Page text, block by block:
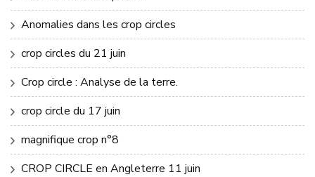
Anomalies dans les crop circles
crop circles du 21 juin
Crop circle : Analyse de la terre.
crop circle du 17 juin
magnifique crop n°8
CROP CIRCLE en Angleterre 11 juin